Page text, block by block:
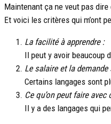
Maintenant ça ne veut pas dire
Et voici les critères qui m’ont
La facilité à apprendre :
Il peut y avoir beaucoup
Le salaire et la
Certains langages sont
Ce qu’on peut faire avec
Il y a des langages qui